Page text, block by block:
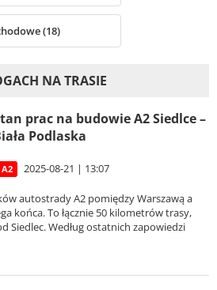
(18)
NA TRASIE
prac na budowie A2 Siedlce –
Podlaska
A2 2025-08-21 | 13:07
autostrady A2 pomiędzy Warszawą a
końca. To łącznie 50 kilometrów trasy,
Siedlec. Według ostatnich zapowiedzi